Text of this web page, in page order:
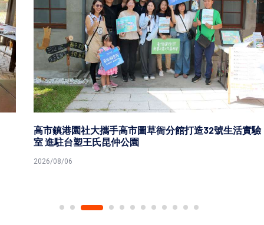
高市鎮港園社大攜手高市圖草衙分館打造32號生活實驗
室 進駐台塑王氏昆仲公園
2026/08/06